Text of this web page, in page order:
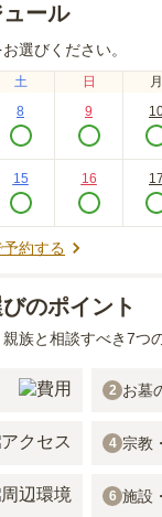
ール
選びください。
土 日 月
8 9
15 16 17
約する
のポイント
族と相談すべき7つ
2 お墓
4 宗教
6 施設